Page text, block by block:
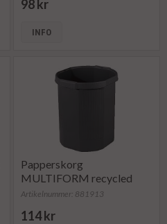
98 kr
INFO
Papperskorg
MULTIFORM recycled
ECO svart
Artikelnummer: 881913
114 kr